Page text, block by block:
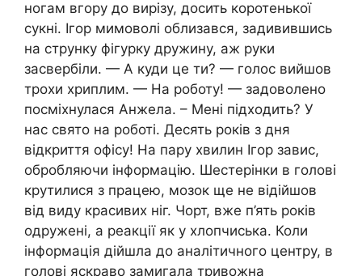
ногам вгору до вирізу, досить коротенької
сукні. Ігор мимоволі облизався, задивившись
на струнку фігурку дружину, аж руки
засвербіли. — А куди це ти? — голос вийшов
трохи хриплим. — На роботу! — задоволено
посміхнулася Анжела. – Мені підходить? У
нас свято на роботі. Десять років з дня
відкриття офісу! На пару хвилин Ігор завис,
обробляючи інформацію. Шестерінки в голові
крутилися з працею, мозок ще не відійшов
від виду красивих ніг. Чорт, вже п’ять років
одружені, а реакції як у хлопчиська. Коли
інформація дійшла до аналітичного центру, в
голові яскраво замигала тривожна